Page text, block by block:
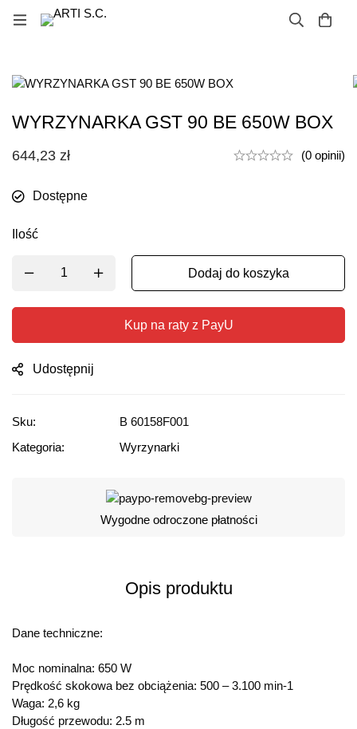
WYRZYNARKA GST 90 BE 650W BOX
644,23 zł (0 opinii)
Dostępne
Ilość
Dodaj do koszyka
Kup na raty z PayU
Udostępnij
Sku:
B 60158F001
Kategoria:
Wyrzynarki
Wygodne odroczone płatności
Opis produktu
Dane techniczne:
Moc nominalna: 650 W
Prędkość skokowa bez obciążenia: 500 – 3.100 min-1
Waga: 2,6 kg
Długość przewodu: 2.5 m